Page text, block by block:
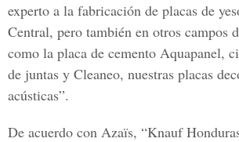
experto a la fabricación de placas de
Central, pero también en otros campos
como la placa de cemento Aquapanel,
de juntas y Cleaneo, nuestras placas
acústicas”.
De acuerdo con Azaïs, “Knauf